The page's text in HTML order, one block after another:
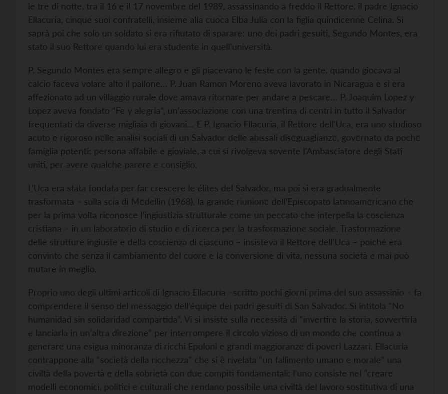
le tre di notte, tra il 16 e il 17 novembre del 1989, assassinando a freddo il Rettore, il padre Ignacio
Ellacuria, cinque suoi confratelli, insieme alla cuoca Elba Julia con la figlia quindicenne Celina. Si
saprà poi che solo un soldato si era rifiutato di sparare: uno dei padri gesuiti, Segundo Montes, era
stato il suo Rettore quando lui era studente in quell’università.
P. Segundo Montes era sempre allegro e gli piacevano le feste con la gente, quando giocava al
calcio faceva volare alto il pallone… P. Juan Ramon Moreno aveva lavorato in Nicaragua e si era
affezionato ad un villaggio rurale dove amava ritornare per andare a pescare… P. Joaquim Lopez y
Lopez aveva fondato “Fe y alegria”, un’associazione con una trentina di centri in tutto il Salvador
frequentati da diverse migliaia di giovani… E P. Ignacio Ellacuria, il Rettore dell’Uca, era uno studioso
acuto e rigoroso nelle analisi sociali di un Salvador delle abissali diseguaglianze, governato da poche
famiglia potenti; persona affabile e gioviale, a cui si rivolgeva sovente l’Ambasciatore degli Stati
uniti, per avere qualche parere e consiglio.
L’Uca era stata fondata per far crescere le élites del Salvador, ma poi si era gradualmente
trasformata – sulla scia di Medellin (1968), la grande riunione dell’Episcopato latinoamericano che
per la prima volta riconosce l’ingiustizia strutturale come un peccato che interpella la coscienza
cristiana – in un laboratorio di studio e di ricerca per la trasformazione sociale. Trasformazione
delle strutture ingiuste e della coscienza di ciascuno – insisteva il Rettore dell’Uca – poiché era
convinto che senza il cambiamento del cuore e la conversione di vita, nessuna società e mai può
mutare in meglio.
Proprio uno degli ultimi articoli di Ignacio Ellacuria –scritto pochi giorni prima del suo assassinio – fa
comprendere il senso del messaggio dell’équipe dei padri gesuiti di San Salvador. Si intitola “No
humanidad sin solidaridad compartida”. Vi si insiste sulla necessità di “invertire la storia, sovvertirla
e lanciarla in un’altra direzione” per interrompere il circolo vizioso di un mondo che continua a
generare una esigua minoranza di ricchi Epuloni e grandi maggioranze di poveri Lazzari. Ellacuria
contrappone alla “società della ricchezza” che si è rivelata “un fallimento umano e morale” una
civiltà della povertà e della sobrietà con due compiti fondamentali: l’uno consiste nel “creare
modelli economici, politici e culturali che rendano possibile una civiltà del lavoro sostitutiva di una